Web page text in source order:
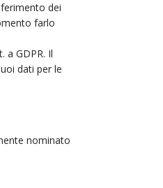
dei
farlo
a GDPR. Il
dati per le
nominato